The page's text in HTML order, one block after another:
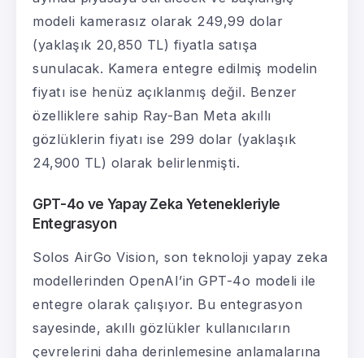
modeli kamerasız olarak 249,99 dolar
(yaklaşık 20,850 TL) fiyatla satışa
sunulacak. Kamera entegre edilmiş modelin
fiyatı ise henüz açıklanmış değil. Benzer
özelliklere sahip Ray-Ban Meta akıllı
gözlüklerin fiyatı ise 299 dolar (yaklaşık
24,900 TL) olarak belirlenmişti.
GPT-4o ve Yapay Zeka Yetenekleriyle
Entegrasyon
Solos AirGo Vision, son teknoloji yapay zeka
modellerinden OpenAI’in GPT-4o modeli ile
entegre olarak çalışıyor. Bu entegrasyon
sayesinde, akıllı gözlükler kullanıcıların
çevrelerini daha derinlemesine anlamalarına